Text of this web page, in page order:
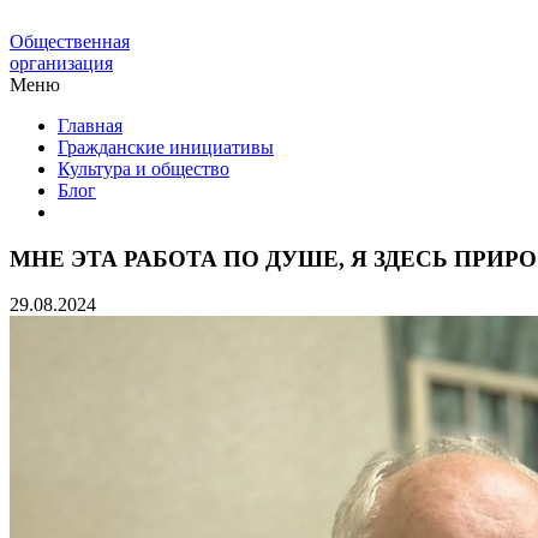
Общественная
организация
Меню
Главная
Гражданские инициативы
Культура и общество
Блог
МНЕ ЭТА РАБОТА ПО ДУШЕ, Я ЗДЕСЬ
29.08.2024